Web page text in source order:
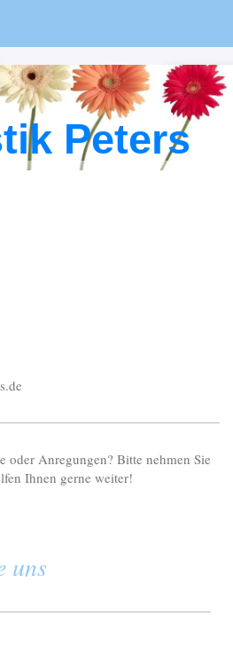
Peters
oder Anregungen? Bitte nehmen Sie
Ihnen gerne weiter!
uns